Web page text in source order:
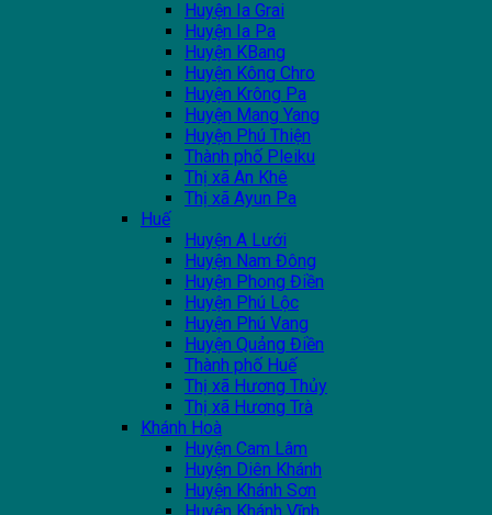
Huyện Ia Grai
Huyện Ia Pa
Huyện KBang
Huyện Kông Chro
Huyện Krông Pa
Huyện Mang Yang
Huyện Phú Thiện
Thành phố Pleiku
Thị xã An Khê
Thị xã Ayun Pa
Huế
Huyện A Lưới
Huyện Nam Đông
Huyện Phong Điền
Huyện Phú Lộc
Huyện Phú Vang
Huyện Quảng Điền
Thành phố Huế
Thị xã Hương Thủy
Thị xã Hương Trà
Khánh Hoà
Huyện Cam Lâm
Huyện Diên Khánh
Huyện Khánh Sơn